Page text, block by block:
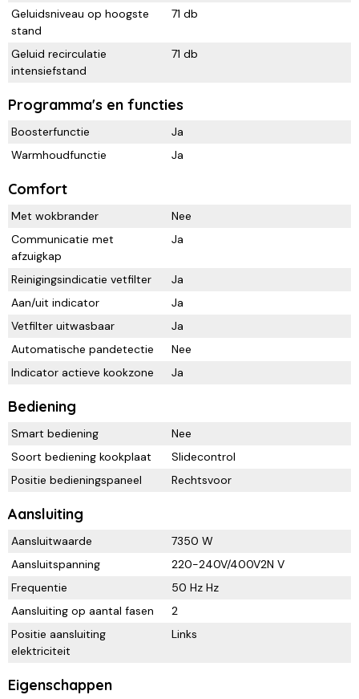
Geluidsniveau op hoogste
stand
71 db
Geluid recirculatie
intensiefstand
71 db
Programma's en functies
Boosterfunctie
Ja
Warmhoudfunctie
Ja
Comfort
Met wokbrander
Nee
Communicatie met
afzuigkap
Ja
Reinigingsindicatie vetfilter
Ja
Aan/uit indicator
Ja
Vetfilter uitwasbaar
Ja
Automatische pandetectie
Nee
Indicator actieve kookzone
Ja
Bediening
Smart bediening
Nee
Soort bediening kookplaat
Slidecontrol
Positie bedieningspaneel
Rechtsvoor
Aansluiting
Aansluitwaarde
7350 W
Aansluitspanning
220-240V/400V2N V
Frequentie
50 Hz Hz
Aansluiting op aantal fasen
2
Positie aansluiting
elektriciteit
Links
Eigenschappen